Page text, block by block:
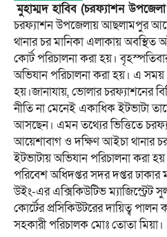
মুহাম্মদ হাবিব (চরফ্যাশন উপজেলা
চরফ্যাশন উপজেলায় আছলামপুর
থানার চর মানিকা এলাকায় অবস্থিত
কোর্ট পরিচালনা করা হয়।
অভিযান পরিচালনা করা হয়। এ সময়
হয়।জানাযায়, ভোলার চরফ্যাশনের
নীতি না মেনেই একাধিক ইটভাটা
আসছেন। এমন তথ্যের ভিত্তিতে
আয়েশাবাগ ও দক্ষিণ আইচা থানার
ইটভাটায় অভিযান পরিচালনা করা
পরিবেশ অধিদপ্তর সদর দপ্তর ঢাকার
উইং-এর এক্সিকিউটিভ ম্যাজিস্ট্রেট
কোর্টের প্রসিকিউটরের দায়িত্ব
সহকারী পরিচালক মোঃ তোতা মিয়া।